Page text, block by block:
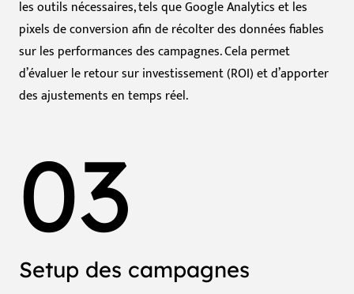
les outils nécessaires, tels que Google Analytics et les
pixels de conversion afin de récolter des données fiables
sur les performances des campagnes. Cela permet
d’évaluer le retour sur investissement (ROI) et d’apporter
des ajustements en temps réel.
03
Setup des campagnes